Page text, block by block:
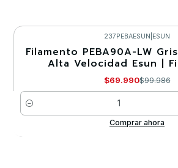
-30%
237PEBAESUN ESUN
Filamento PEBA90A-LW
Alta Velocidad Esun |
$69.990$99.986
Cantidad
Comprar ahora